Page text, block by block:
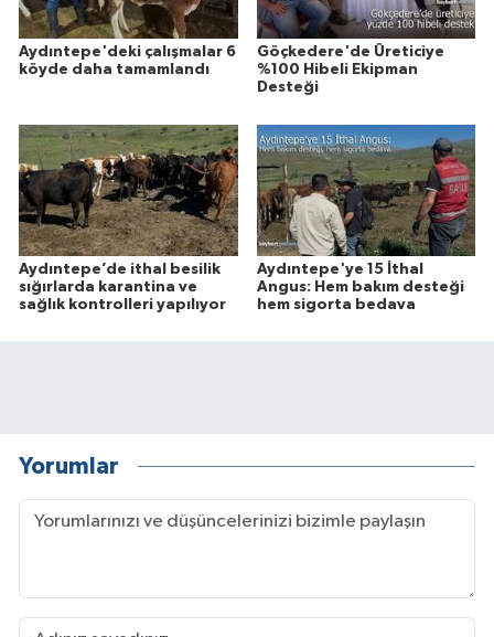
Aydıntepe'deki çalışmalar 6
köyde daha tamamlandı
Göçkedere'de Üreticiye
%100 Hibeli Ekipman
Desteği
Aydıntepe’de ithal besilik
sığırlarda karantina ve
sağlık kontrolleri yapılıyor
Aydıntepe'ye 15 İthal
Angus: Hem bakım desteği
hem sigorta bedava
Yorumlar